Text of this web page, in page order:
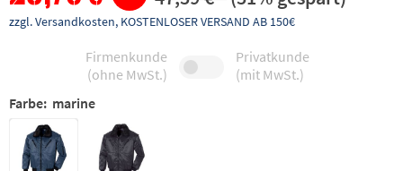
zzgl. Versandkosten, KOSTENLOSER VERSAND AB 150€
Firmenkunde
(ohne MwSt.)
Privatkunde
(mit MwSt.)
Farbe: marine